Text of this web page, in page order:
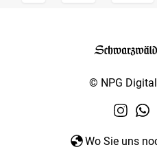
© NPG
Wo Sie uns